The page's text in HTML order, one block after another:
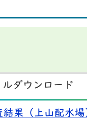
ルダウンロード
結果（上山配水